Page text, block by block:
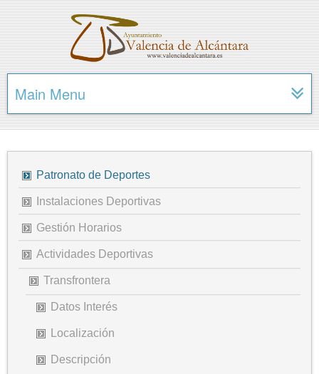
Main Menu
Patronato de Deportes
Instalaciones Deportivas
Gestión Horarios
Actividades Deportivas
Transfrontera
Datos Interés
Localización
Descripción